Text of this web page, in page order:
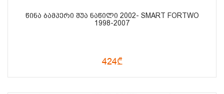
ᲬᲘᲜᲐ ᲑᲐᲛᲞᲔᲠᲘ ᲨᲣᲐ ᲜᲐᲬᲘᲚᲘ 2002- SMART FORTWO
1998-2007
424₾